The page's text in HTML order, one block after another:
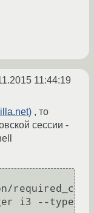
11:44:19
, то
сессии -
required_c
i3 --type